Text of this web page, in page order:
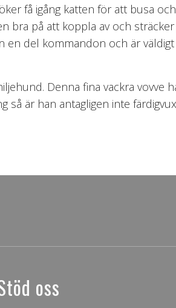
få igång katten för att busa
bra på att koppla av och
en del kommandon och är
Denna fina vackra
så är han antagligen inte
oss